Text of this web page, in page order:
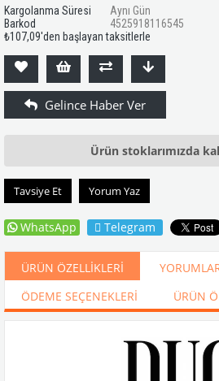
Kargolanma Süresi
Aynı Gün
Barkod
4525918116545
₺107,09'den başlayan taksitlerle
Ürün stoklarımızda
Tavsiye Et Yorum Yaz
WhatsApp Telegram
ÜRÜN ÖZELLIKLERI
ÖDEME SEÇENEKLERI
ÜRÜN